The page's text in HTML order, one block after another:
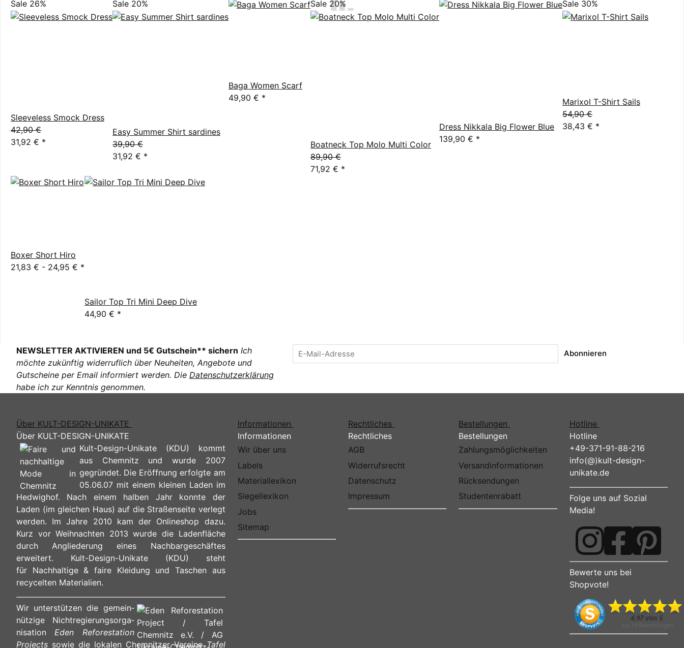
Sale 26%
Sleeveless Smock Dress
42,90 €
31,92 € *
Sale 20%
Easy Summer Shirt sardines
39,90 €
31,92 € *
Baga Women Scarf
49,90 € *
Sale 20%
Boatneck Top Molo Multi Color
89,90 €
71,92 € *
Dress Nikkala Big Flower Blue
139,90 € *
Sale 30%
Marixol T-Shirt Sails
54,90 €
38,43 € *
Boxer Short Hiro
21,83 € - 24,95 € *
Sailor Top Tri Mini Deep Dive
44,90 € *
NEWSLETTER AKTIVIEREN und 5€ Gutschein** sichern Ich
möchte zukünftig widerruflich über Neuheiten, Angebote und
Gutscheine per Email informiert werden. Die Datenschutzerklärung
habe ich zur Kenntnis genommen.
Abonnieren
Über KULT-DESIGN-UNIKATE
Über KULT-DESIGN-UNIKATE
Kult-Design-Unikate (KDU) kommt
aus Chemnitz und wurde 2007
gegründet. Die Eröffnung erfolgte am
05.06.07 mit einem kleinen Laden im
Hedwighof. Nach einem halben Jahr konnte der
Laden (im gleichen Haus) auf die Straßenseite verlegt
werden. Im Jahre 2010 kam der Onlineshop dazu.
Kurz vor Weihnachten 2013 wurde die Ladenfläche
durch Angliederung eines Nachbargeschäftes
erweitert. Kult-Design-Unikate (KDU) steht
für Nachhaltige & faire Kleidung und Taschen aus
recycelten Materialien.
Wir unterstützen die ge­mein­
nüt­zi­ge Nicht­re­gie­rungs­or­ga­
ni­sa­ti­onEden Reforestation
Projects sowie die lokalen Chemnitzer VereineTafel
Informationen
Informationen
Wir über uns
Labels
Materiallexikon
Siegellexikon
Jobs
Sitemap
Rechtliches
Rechtliches
AGB
Widerrufsrecht
Datenschutz
Impressum
Bestellungen
Bestellungen
Zahlungsmöglichkeiten
Versandinformationen
Rücksendungen
Studentenrabatt
Hotline
Hotline
+49-371-91-88-216
info(@)kult-design-
unikate.de
Folge uns auf Sozial
Media!
Bewerte uns bei
Shopvote!